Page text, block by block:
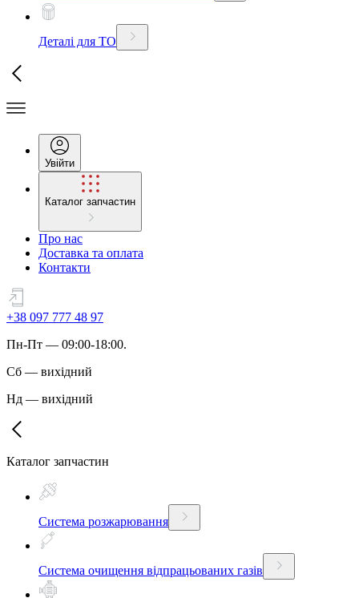
Деталі для ТО
Увійти
Каталог запчастин
Про нас
Доставка та оплата
Контакти
+38 097 777 48 97
Пн-Пт — 09:00-18:00.
Сб — вихідний
Нд — вихідний
Каталог запчастин
Система розжарювання
Система очищення відпрацьованих газів